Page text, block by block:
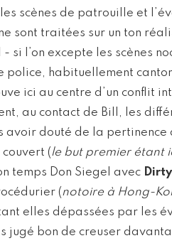
scènes de patrouille et
sont traitées sur un ton
si l’on excepte les scènes
police, habituellement
ici au centre d’un conflit
au contact de Bill, les
avoir douté de la pertinence
couvert (le but premier étant
temps Don Siegel avec
(notoire à Hong-
elles dépassées par les
jugé bon de creuser